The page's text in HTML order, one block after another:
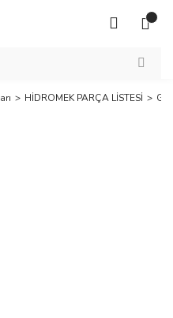
HİDROMEK PARÇA LİSTESİ